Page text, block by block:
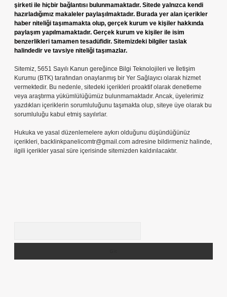
şirketi ile hiçbir bağlantısı bulunmamaktadır. Sitede yalnızca kendi
hazırladığımız makaleler paylaşılmaktadır. Burada yer alan içerikler
haber niteliği taşımamakta olup, gerçek kurum ve kişiler hakkında
paylaşım yapılmamaktadır. Gerçek kurum ve kişiler ile isim
benzerlikleri tamamen tesadüfidir. Sitemizdeki bilgiler taslak
halindedir ve tavsiye niteliği taşımazlar.
Sitemiz, 5651 Sayılı Kanun gereğince Bilgi Teknolojileri ve İletişim
Kurumu (BTK) tarafından onaylanmış bir Yer Sağlayıcı olarak hizmet
vermektedir. Bu nedenle, sitedeki içerikleri proaktif olarak denetleme
veya araştırma yükümlülüğümüz bulunmamaktadır. Ancak, üyelerimiz
yazdıkları içeriklerin sorumluluğunu taşımakta olup, siteye üye olarak bu
sorumluluğu kabul etmiş sayılırlar.
Hukuka ve yasal düzenlemelere aykırı olduğunu düşündüğünüz
içerikleri, backlinkpanelicomtr@gmail.com adresine bildirmeniz halinde,
ilgili içerikler yasal süre içerisinde sitemizden kaldırılacaktır.